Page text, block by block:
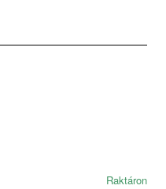
Raktáron